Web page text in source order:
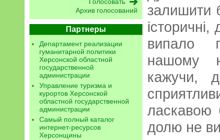
Архив голосований
Партнеры
Департамент реализации
гуманитарной политики
Херсонской областной
государственной
администрации
Управление туризма и
курортов Херсонской
областной государственной
администрации
Самый полный каталог
интернет-ресурсов
Херсонщины
залишити
випало
нашому
кажучи,
ласкавою
долю не